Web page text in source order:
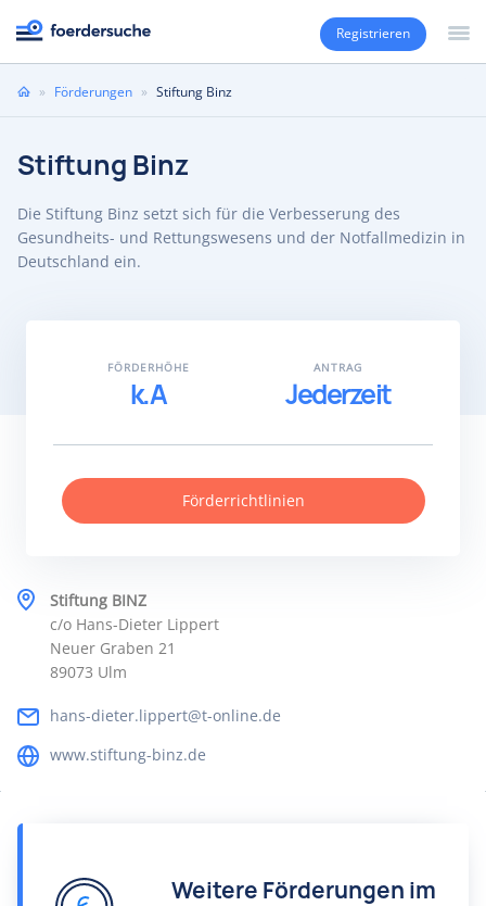
Registrieren
Sie» Förderungen » Stiftung Binz
Stiftung Binz
Die Stiftung Binz setzt sich für die Verbesserung des
Gesundheits- und Rettungswesens und der Notfallmedizin in
Deutschland ein.
Stiftung BINZ
c/o Hans-Dieter Lippert
Neuer Graben 21
89073 Ulm
hans-dieter.lippert@t-online.de
www.stiftung-binz.de
FÖRDERHÖHE
k.A
ANTRAG
Jederzeit
Förderrichtlinien
Weitere Förderungen im